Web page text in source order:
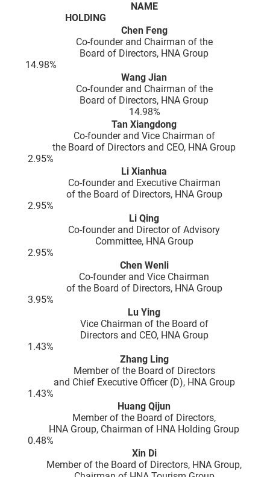
NAME
HOLDING
Chen Feng
Co-founder and Chairman of the
Board of Directors, HNA Group
14.98%
Wang Jian
Co-founder and Chairman of the
Board of Directors, HNA Group
14.98%
Tan Xiangdong
Co-founder and Vice Chairman of
the Board of Directors and CEO, HNA Group
2.95%
Li Xianhua
Co-founder and Executive Chairman
of the Board of Directors, HNA Group
2.95%
Li Qing
Co-founder and Director of Advisory
Committee, HNA Group
2.95%
Chen Wenli
Co-founder and Vice Chairman
of the Board of Directors, HNA Group
3.95%
Lu Ying
Vice Chairman of the Board of
Directors and CEO, HNA Group
1.43%
Zhang Ling
Member of the Board of Directors
and Chief Executive Officer (D), HNA Group
1.43%
Huang Qijun
Member of the Board of Directors,
HNA Group, Chairman of HNA Holding Group
0.48%
Xin Di
Member of the Board of Directors, HNA Group,